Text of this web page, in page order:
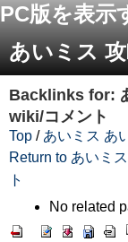
PC版を表示
あいミス
Backlinks for:
wiki/コメント
Top / あいミス あ
Return to あいミ
ト
No related